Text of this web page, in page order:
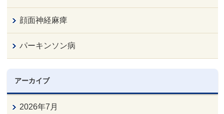
顔面神経麻痺
パーキンソン病
アーカイブ
2026年7月